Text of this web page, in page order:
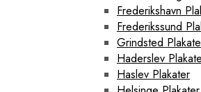
Frederikshavn
Frederikssund
Grindsted
Haderslev
Haslev Plakater